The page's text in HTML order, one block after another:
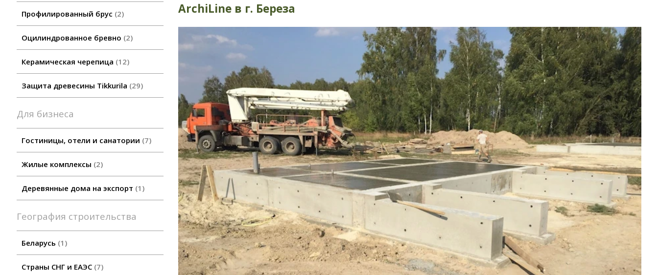
Профилированный брус 2
Оцилиндрованное бревно 2
Керамическая черепица 12
Защита древесины Tikkurila 29
Для бизнеса
Гостиницы, отели и санатории 7
Жилые комплексы 2
Деревянные дома на экспорт 1
География строительства
Беларусь 1
Страны СНГ и ЕАЭС 7
ArchiLine в г. Береза